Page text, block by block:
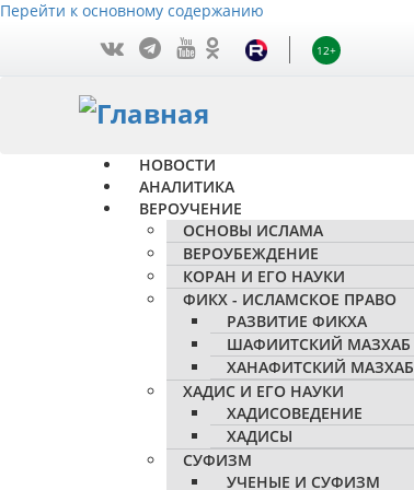
Перейти к основному содержанию
12+
НОВОСТИ
АНАЛИТИКА
ВЕРОУЧЕНИЕ
ОСНОВЫ ИСЛАМА
ВЕРОУБЕЖДЕНИЕ
КОРАН И ЕГО НАУКИ
ФИКХ - ИСЛАМСКОЕ ПРАВО
РАЗВИТИЕ ФИКХА
ШАФИИТСКИЙ МАЗХАБ
ХАНАФИТСКИЙ МАЗХАБ
ХАДИС И ЕГО НАУКИ
ХАДИСОВЕДЕНИЕ
ХАДИСЫ
СУФИЗМ
УЧЕНЫЕ И СУФИЗМ